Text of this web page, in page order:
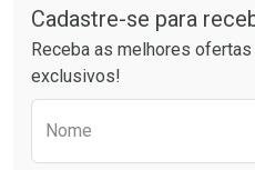
Por R$ 37,25/cada
Cadastre-se para
Receba as melhores
exclusivos!
Nome